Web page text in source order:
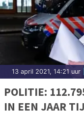
13 april 2021, 14:21 uur
POLITIE:
IN EEN JAAR